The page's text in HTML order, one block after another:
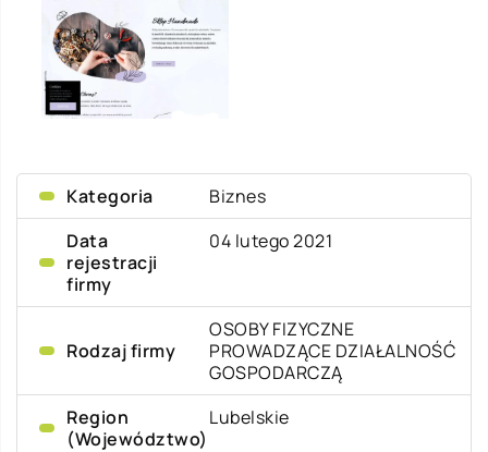
Kategoria
Biznes
Data
rejestracji
firmy
04 lutego 2021
Rodzaj firmy
OSOBY FIZYCZNE
PROWADZĄCE DZIAŁALNOŚĆ
GOSPODARCZĄ
Region
(Województwo)
Lubelskie